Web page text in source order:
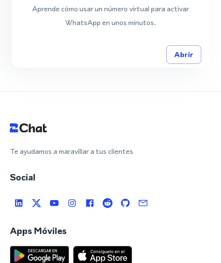
Aprende cómo usar un número virtual para activar
WhatsApp en unos minutos.
Abrir
Te ayudamos a maravillar a tus clientes
Social
Apps Móviles